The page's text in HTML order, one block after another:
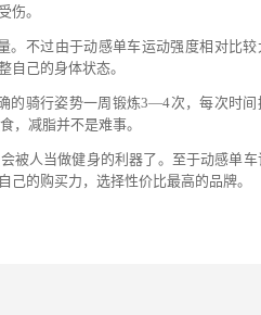
伤。
。不过由于动感单车运动强度相对比较
自己的身体状态。
的骑行姿势一周锻炼3—4次，每次时间
，减脂并不是难事。
被人当做健身的利器了。至于动感单车
己的购买力，选择性价比最高的品牌。